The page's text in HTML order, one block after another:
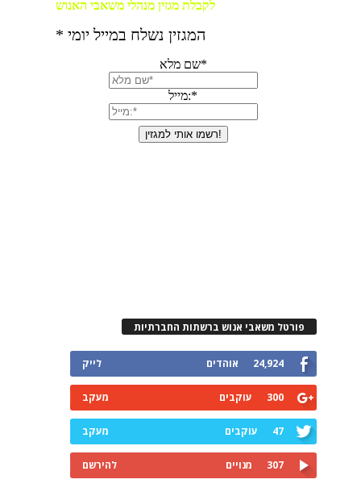
פורטל משאבי אנוש ברשתות החברתיות
24,924 אוהדים לייק
300 עוקבים מעקב
47 עוקבים מעקב
307 מנויים להירשם